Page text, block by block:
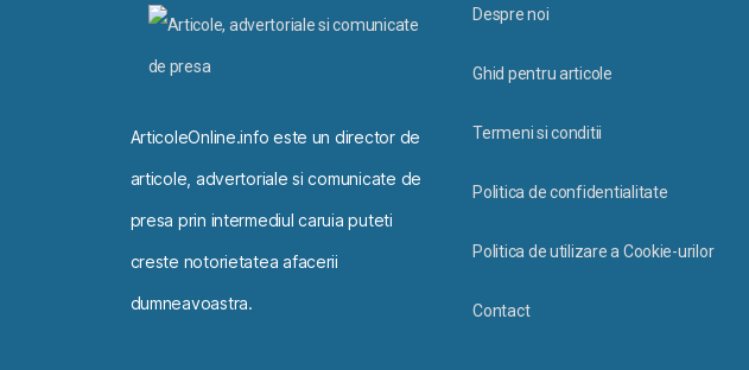
ArticoleOnline.info este un director de
articole, advertoriale si comunicate de
presa prin intermediul caruia puteti
creste notorietatea afacerii
dumneavoastra.
Despre noi
Ghid pentru articole
Termeni si conditii
Politica de confidentialitate
Politica de utilizare a Cookie-urilor
Contact